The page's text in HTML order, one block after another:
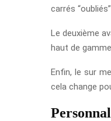
carrés
Le deuxième
haut de
Enfin, le sur
cela change